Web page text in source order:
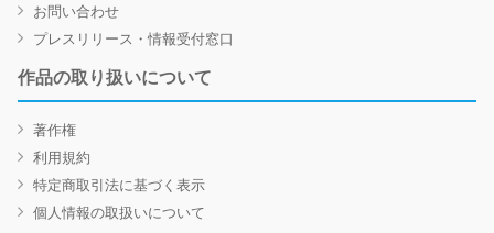
お問い合わせ
プレスリリース・情報受付窓口
作品の取り扱いについて
著作権
利用規約
特定商取引法に基づく表示
個人情報の取扱いについて